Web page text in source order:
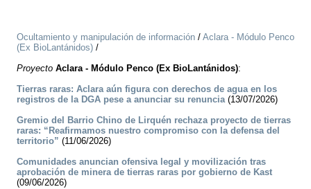
Ocultamiento y manipulación de información / Aclara - Módulo Penco
(Ex BioLantánidos) /
Proyecto Aclara - Módulo Penco (Ex BioLantánidos):
Tierras raras: Aclara aún figura con derechos de agua en los
registros de la DGA pese a anunciar su renuncia(13/07/2026)
Gremio del Barrio Chino de Lirquén rechaza proyecto de tierras
raras: “Reafirmamos nuestro compromiso con la defensa del
territorio” (11/06/2026)
Comunidades anuncian ofensiva legal y movilización tras
aprobación de minera de tierras raras por gobierno de Kast
(09/06/2026)